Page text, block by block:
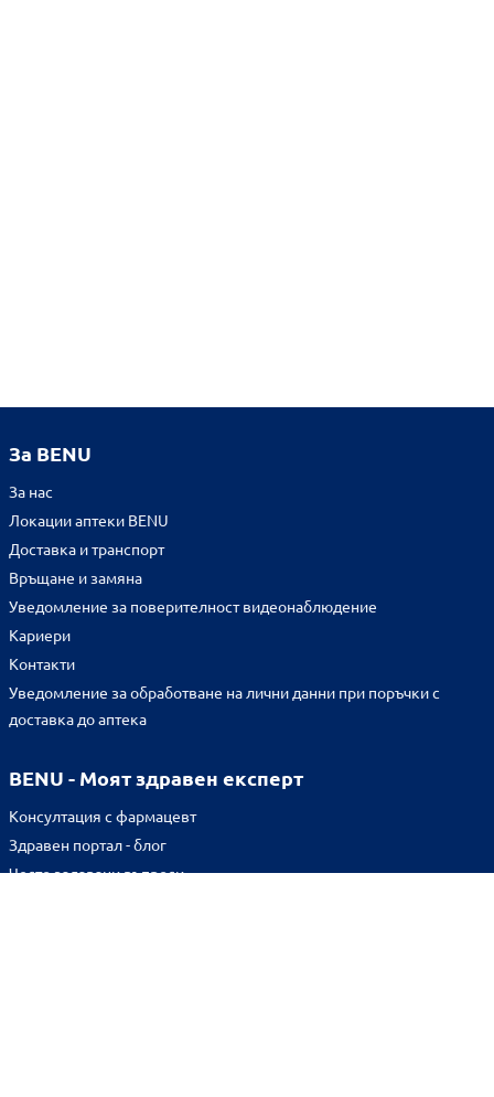
За BENU
За нас
Локации аптеки BENU
Доставка и транспорт
Връщане и замяна
Уведомление за поверителност видеонаблюдение
Кариери
Контакти
Уведомление за обработване на лични данни при поръчки с
доставка до аптека
BENU - Моят здравен експерт
Консултация с фармацевт
Здравен портал - блог
Често задавани въпроси